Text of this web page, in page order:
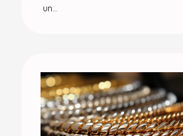
un...